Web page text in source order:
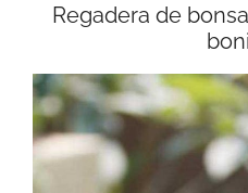
Regadera de